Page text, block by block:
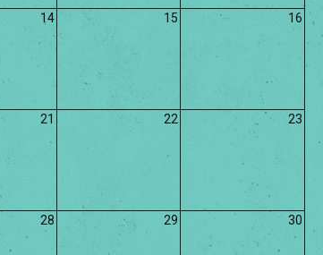
14 15 16
21 22 23
28 29 30